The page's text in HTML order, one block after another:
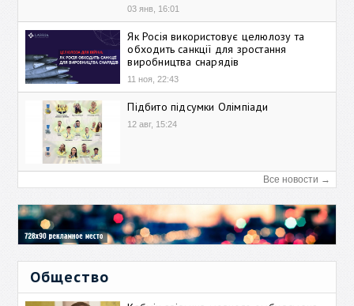
03 янв, 16:01
Як Росія використовує целюлозу та
обходить санкції для зростання
виробництва снарядів
11 ноя, 22:43
Підбито підсумки Олімпіади
12 авг, 15:24
Все новости →
Общество